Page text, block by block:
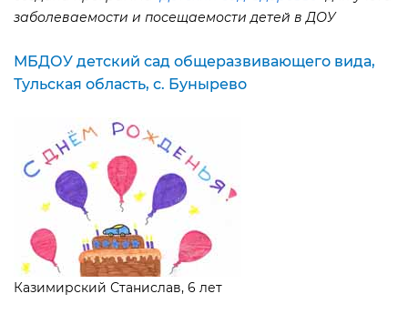
заболеваемости и посещаемости детей в ДОУ
МБДОУ детский сад общеразвивающего вида,
Тульская область, с. Бунырево
Казимирский Станислав, 6 лет